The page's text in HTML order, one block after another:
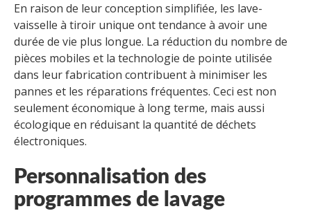
En raison de leur conception simplifiée, les lave-
vaisselle à tiroir unique ont tendance à avoir une
durée de vie plus longue. La réduction du nombre de
pièces mobiles et la technologie de pointe utilisée
dans leur fabrication contribuent à minimiser les
pannes et les réparations fréquentes. Ceci est non
seulement économique à long terme, mais aussi
écologique en réduisant la quantité de déchets
électroniques.
Personnalisation des
programmes de lavage